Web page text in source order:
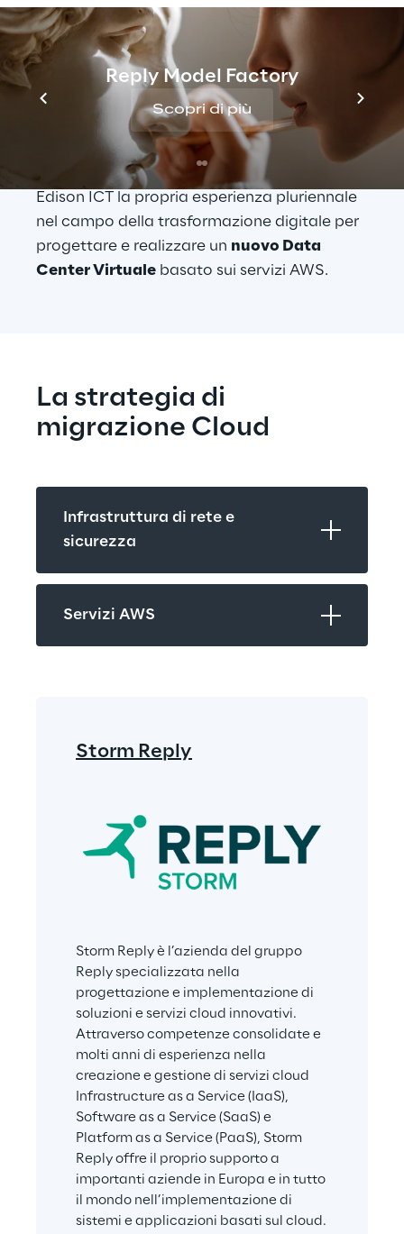
Reply Model Factory
Scopri di più
Un partner affidabile a
cui rivolgersi per una
trasformazione di
successo
Storm Reply Partner di AWS di consulenza
di livello Premier, ha messo a disposizione di
Edison ICT la propria esperienza pluriennale
nel campo della trasformazione digitale per
progettare e realizzare un nuovo Data
Center Virtuale basato sui servizi AWS.
La strategia di
migrazione Cloud
Infrastruttura di rete e
sicurezza
Servizi AWS
Storm Reply
Storm Reply è l’azienda del gruppo
Reply specializzata nella
progettazione e implementazione di
soluzioni e servizi cloud innovativi.
Attraverso competenze consolidate e
molti anni di esperienza nella
creazione e gestione di servizi cloud
Infrastructure as a Service (IaaS),
Software as a Service (SaaS) e
Platform as a Service (PaaS), Storm
Reply offre il proprio supporto a
importanti aziende in Europa e in tutto
il mondo nell’implementazione di
sistemi e applicazioni basati sul cloud.